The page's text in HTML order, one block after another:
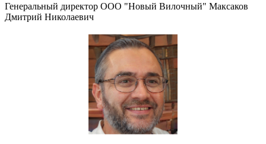
Генеральный директор ООО "Новый Вилочный" Максаков
Дмитрий Николаевич